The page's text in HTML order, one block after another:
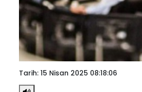
Yap
Tarih: 15 Nisan 2025 08:18:06